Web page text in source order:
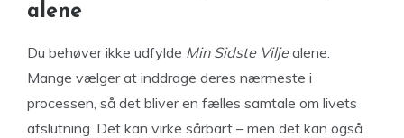
alene
Du behøver ikke udfylde Min Sidste Viljealene.
Mange vælger at inddrage deres nærmeste i
processen, så det bliver en fælles samtale om livets
afslutning. Det kan virke sårbart – men det kan også